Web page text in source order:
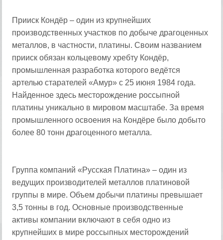
Прииск Кондёр – один из крупнейших
производственных участков по добыче драгоценных
металлов, в частности, платины. Своим названием
прииск обязан кольцевому хребту Кондёр,
промышленная разработка которого ведётся
артелью старателей «Амур» с 25 июня 1984 года.
Найденное здесь месторождение россыпной
платины уникально в мировом масштабе. За время
промышленного освоения на Кондёре было добыто
более 80 тонн драгоценного металла.
Группа компаний «Русская Платина» – один из
ведущих производителей металлов платиновой
группы в мире. Объем добычи платины превышает
3,5 тонны в год. Основные производственные
активы компании включают в себя одно из
крупнейших в мире россыпных месторождений